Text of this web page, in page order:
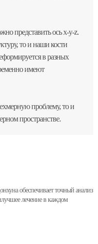
представить ось x-y-z.
то и наши кости
в разных
имеют
проблему, то и
пространстве.
обеспечивает точный анализ
лечение в каждом